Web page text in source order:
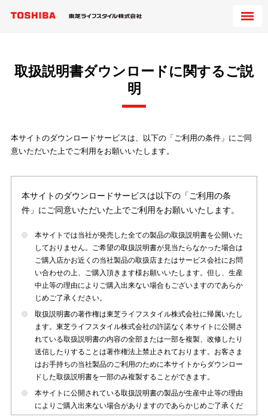
取扱説明書ダウンロードに関するご説
明
本サイトのダウンロードサービスは、以下の「ご利用の条件」にご同
意いただいた上でご利用をお願いいたします。
本サイトのダウンロードサービスは以下の「ご利用の条
件」にご同意いただいた上でご利用をお願いいたします。
本サイトでは当社が発売した全ての製品の取扱説明書を公開いた
しておりません。ご希望の取扱説明書が見当たらなかった場合は
ご購入店かお近くの当社製品の取扱店またはサービス会社にお問
い合わせの上、ご購入頂きます様お願いいたします。但し、生産
中止等の理由によりご購入出来ない場合もございますのであらか
じめご了承ください。
取扱説明書の著作権は東芝ライフスタイル株式会社に帰属いたし
ます。東芝ライフスタイル株式会社の許諾なく本サイトに公開さ
れている取扱説明書の内容の全部または一部を複製、改修したり
送信したりすることは著作権法上禁止されております。お客さま
はお手持ちの当社製品のご利用のために本サイトからダウンロー
ドした取扱説明書を一部のみ複製することができます。
本サイトに公開されている取扱説明書の製品が生産中止等の理由
によりご購入出来ない場合がありますのであらかじめご了承くだ